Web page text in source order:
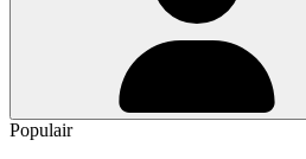
Populair